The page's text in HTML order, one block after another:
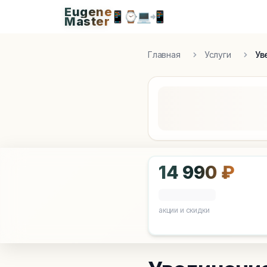
Apple Diagnostics & Engineering Authority
Eugene
Master📱 ⌚💻📲
Главная Услуги
14 990 ₽
акции и скидки